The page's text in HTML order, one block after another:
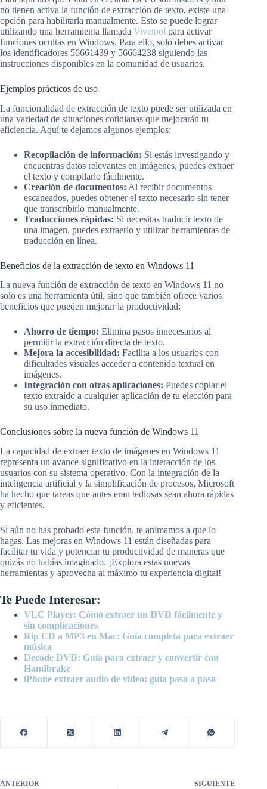
no tienen activa la función de extracción de texto, existe una
opción para habilitarla manualmente. Esto se puede lograr
utilizando una herramienta llamada Vivetool para activar
funciones ocultas en Windows. Para ello, solo debes activar
los identificadores 56661439 y 56664238 siguiendo las
instrucciones disponibles en la comunidad de usuarios.
Ejemplos prácticos de uso
La funcionalidad de extracción de texto puede ser utilizada en
una variedad de situaciones cotidianas que mejorarán tu
eficiencia. Aquí te dejamos algunos ejemplos:
Recopilación de información: Si estás investigando y
encuentras datos relevantes en imágenes, puedes extraer
el texto y compilarlo fácilmente.
Creación de documentos: Al recibir documentos
escaneados, puedes obtener el texto necesario sin tener
que transcribirlo manualmente.
Traducciones rápidas: Si necesitas traducir texto de
una imagen, puedes extraerlo y utilizar herramientas de
traducción en línea.
Beneficios de la extracción de texto en Windows 11
La nueva función de extracción de texto en Windows 11 no
solo es una herramienta útil, sino que también ofrece varios
beneficios que pueden mejorar la productividad:
Ahorro de tiempo: Elimina pasos innecesarios al
permitir la extracción directa de texto.
Mejora la accesibilidad: Facilita a los usuarios con
dificultades visuales acceder a contenido textual en
imágenes.
Integración con otras aplicaciones: Puedes copiar el
texto extraído a cualquier aplicación de tu elección para
su uso inmediato.
Conclusiones sobre la nueva función de Windows 11
La capacidad de extraer texto de imágenes en Windows 11
representa un avance significativo en la interacción de los
usuarios con su sistema operativo. Con la integración de la
inteligencia artificial y la simplificación de procesos, Microsoft
ha hecho que tareas que antes eran tediosas sean ahora rápidas
y eficientes.
Si aún no has probado esta función, te animamos a que lo
hagas. Las mejoras en Windows 11 están diseñadas para
facilitar tu vida y potenciar tu productividad de maneras que
quizás no habías imaginado. ¡Explora estas nuevas
herramientas y aprovecha al máximo tu experiencia digital!
Te Puede Interesar:
VLC Player: Cómo extraer un DVD fácilmente y
sin complicaciones
Rip CD a MP3 en Mac: Guía completa para extraer
música
Decode DVD: Guía para extraer y convertir con
Handbrake
iPhone extraer audio de video: guía paso a paso
ANTERIOR SIGUIENTE